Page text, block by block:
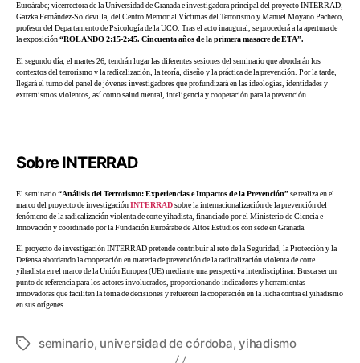
Euroárabe; vicerrectora de la Universidad de Granada e investigadora principal del proyecto INTERRAD;
Gaizka Fernández-Soldevilla, del Centro Memorial Víctimas del Terrorismo y Manuel Moyano Pacheco,
profesor del Departamento de Psicología de la UCO. Tras el acto inaugural, se procederá a la apertura de
la exposición“ROLANDO 2:15-2:45. Cincuenta años de la primera masacre de ETA”.
El segundo día, el martes 26, tendrán lugar las diferentes sesiones del seminario que abordarán los
contextos del terrorismo y la radicalización, la teoría, diseño y la práctica de la prevención. Por la tarde,
llegará el turno del panel de jóvenes investigadores que profundizará en las ideologías, identidades y
extremismos violentos, así como salud mental, inteligencia y cooperación para la prevención.
Sobre INTERRAD
El seminario“Análisis del Terrorismo: Experiencias e Impactos de la Prevención”se realiza en el
marco del proyecto de investigaciónINTERRADsobre la internacionalización de la prevención del
fenómeno de la radicalización violenta de corte yihadista, financiado por el Ministerio de Ciencia e
Innovación y coordinado por la Fundación Euroárabe de Altos Estudios con sede en Granada.
El proyecto de investigación INTERRAD pretende contribuir al reto de la Seguridad, la Protección y la
Defensa abordando la cooperación en materia de prevención de la radicalización violenta de corte
yihadista en el marco de la Unión Europea (UE) mediante una perspectiva interdisciplinar. Busca ser un
punto de referencia para los actores involucrados, proporcionando indicadores y herramientas
innovadoras que faciliten la toma de decisiones y refuercen la cooperación en la lucha contra el yihadismo
en sus orígenes.
seminario, universidad de córdoba,yihadismo